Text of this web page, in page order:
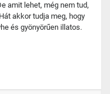
amit lehet, még nem tud,
akkor tudja meg, hogy
és gyönyörűen illatos.